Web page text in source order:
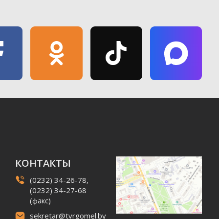
КОНТАКТЫ
(0232) 34-26-78,
(0232) 34-27-68
(факс)
sekretar@tvrgomel.by